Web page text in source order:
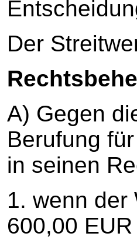
Der
A) Gegen
Berufung
in seinen
1. wenn der
600,00